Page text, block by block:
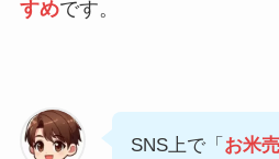
すめです。
SNS上で「 お米